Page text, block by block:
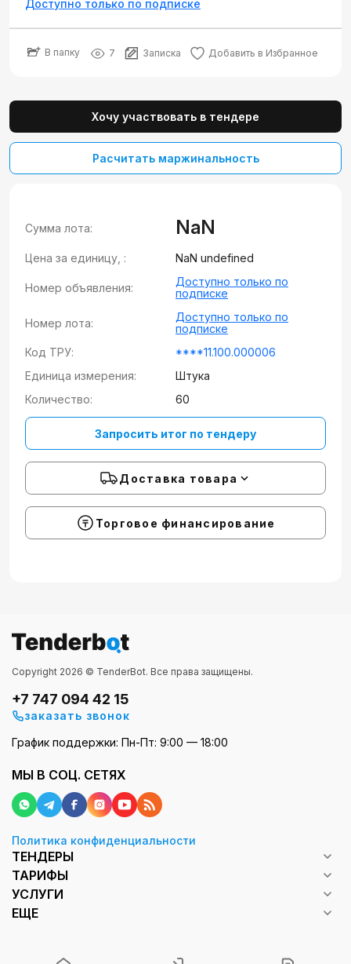
Доступно только по подписке
В папку 7 Записка Добавить в Избранное
Хочу участвовать в тендере
Расчитать маржинальность
Сумма лота: NaN
Цена за единицу, : NaN undefined
Номер объявления:
Доступно только по
подписке
Номер лота:
Доступно только по
подписке
Код ТРУ:
****11.100.000006
Единица измерения:
Штука
Количество:
60
Запросить итог по тендеру
Доставка товара
Торговое финансирование
Copyright 2026 © TenderBot. Все права защищены.
+7 747 094 42 15
заказать звонок
График поддержки: Пн-Пт: 9:00 — 18:00
МЫ В СОЦ. СЕТЯХ
Политика конфиденциальности
ТЕНДЕРЫ
ТАРИФЫ
УСЛУГИ
ЕЩЕ